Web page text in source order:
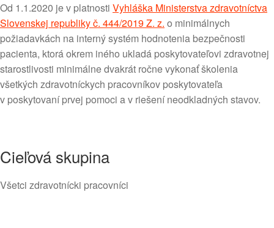
Od 1.1.2020 je v platnosti Vyhláška Ministerstva zdravotníctva
Slovenskej republiky č. 444/2019 Z. z. o minimálnych
požiadavkách na interný systém hodnotenia bezpečnosti
pacienta, ktorá okrem iného ukladá poskytovateľovi zdravotnej
starostlivosti minimálne dvakrát ročne vykonať školenia
všetkých zdravotníckych pracovníkov poskytovateľa
v poskytovaní prvej pomoci a v riešení neodkladných stavov.
Cieľová skupina
Všetci zdravotnícki pracovníci